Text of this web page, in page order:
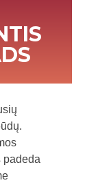
padeda